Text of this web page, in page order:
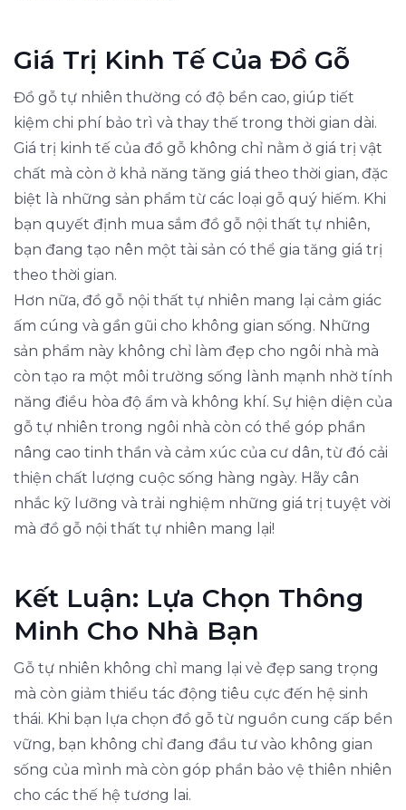
Giá Trị Kinh Tế Của Đồ Gỗ
Đồ gỗ tự nhiên thường có độ bền cao, giúp tiết
kiệm chi phí bảo trì và thay thế trong thời gian dài.
Giá trị kinh tế của đồ gỗ không chỉ nằm ở giá trị vật
chất mà còn ở khả năng tăng giá theo thời gian, đặc
biệt là những sản phẩm từ các loại gỗ quý hiếm. Khi
bạn quyết định mua sắm đồ gỗ nội thất tự nhiên,
bạn đang tạo nên một tài sản có thể gia tăng giá trị
theo thời gian.
Hơn nữa, đồ gỗ nội thất tự nhiên mang lại cảm giác
ấm cúng và gần gũi cho không gian sống. Những
sản phẩm này không chỉ làm đẹp cho ngôi nhà mà
còn tạo ra một môi trường sống lành mạnh nhờ tính
năng điều hòa độ ẩm và không khí. Sự hiện diện của
gỗ tự nhiên trong ngôi nhà còn có thể góp phần
nâng cao tinh thần và cảm xúc của cư dân, từ đó cải
thiện chất lượng cuộc sống hàng ngày. Hãy cân
nhắc kỹ lưỡng và trải nghiệm những giá trị tuyệt vời
mà đồ gỗ nội thất tự nhiên mang lại!
Kết Luận: Lựa Chọn Thông
Minh Cho Nhà Bạn
Gỗ tự nhiên không chỉ mang lại vẻ đẹp sang trọng
mà còn giảm thiểu tác động tiêu cực đến hệ sinh
thái. Khi bạn lựa chọn đồ gỗ từ nguồn cung cấp bền
vững, bạn không chỉ đang đầu tư vào không gian
sống của mình mà còn góp phần bảo vệ thiên nhiên
cho các thế hệ tương lai.